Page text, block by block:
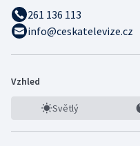
261 136 113
info@ceskatelevize.cz
Vzhled
Světlý